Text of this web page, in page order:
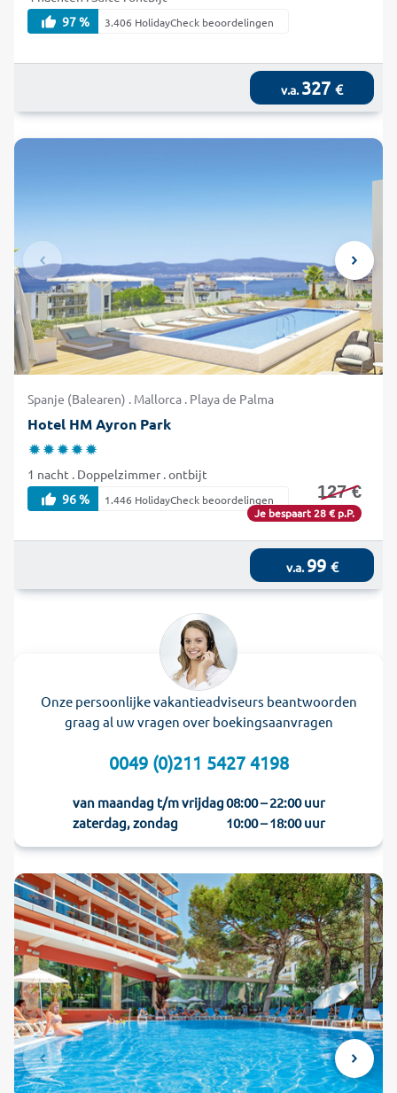
97 %
3.406 HolidayCheck beoordelingen
v.a.327 €
Spanje (Balearen) . Mallorca . Playa de Palma
Hotel HM Ayron Park
1 nacht . Doppelzimmer . ontbijt
96 %
1.446 HolidayCheck beoordelingen 127 €
Je bespaart 28 € p.P.
v.a.99 €
Onze persoonlijke vakantieadviseurs beantwoorden
graag al uw vragen over boekingsaanvragen
0049 (0)211 5427 4198
van maandag t/m vrijdag08:00 – 22:00 uur
zaterdag, zondag
10:00 – 18:00 uur